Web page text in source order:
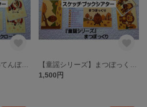
【童謡シリーズ】あわてんぼうのサンタクロース （スケッチブックシアター）
1,500円